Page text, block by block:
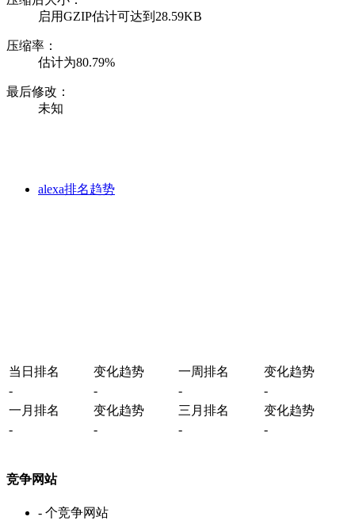
启用GZIP估计可达到28.59KB
压缩率：
估计为80.79%
最后修改：
未知
alexa排名趋势
当日排名 变化趋势 一周排名
变化趋势
-
- -
-
一月排名
变化趋势 三月排名
变化趋势
-
- - -
竞争网站
- 个竞争网站